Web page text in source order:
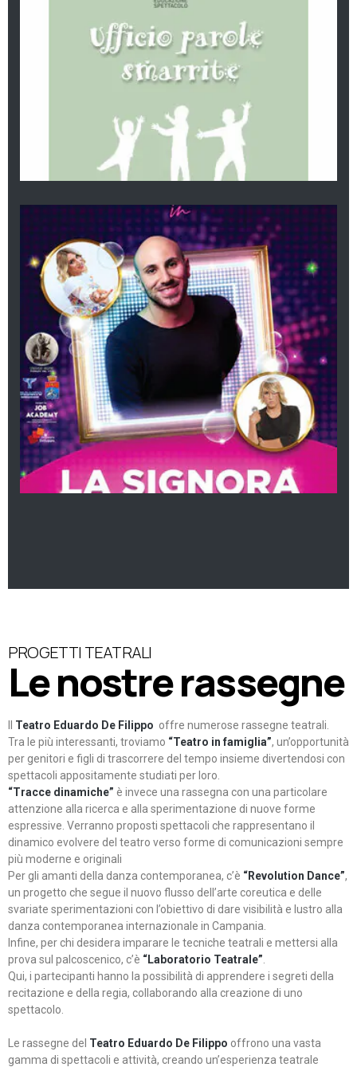
PROGETTI TEATRALI
Le nostre rassegne
Teatro Eduardo De Filippo offre numerose rassegne teatrali.
Tra le più interessanti, troviamo “Teatro in famiglia”, un’opportunità
per genitori e figli di trascorrere del tempo insieme divertendosi con
spettacoli appositamente studiati per loro.
“Tracce dinamiche” è invece una rassegna con una particolare
attenzione alla ricerca e alla sperimentazione di nuove forme
espressive. Verranno proposti spettacoli che rappresentano il
dinamico evolvere del teatro verso forme di comunicazioni sempre
più moderne e originali
Per gli amanti della danza contemporanea, c’è “Revolution Dance”,
un progetto che segue il nuovo flusso dell’arte coreutica e delle
svariate sperimentazioni con l’obiettivo di dare visibilità e lustro alla
danza contemporanea internazionale in Campania.
Infine, per chi desidera imparare le tecniche teatrali e mettersi alla
prova sul palcoscenico, c’è “Laboratorio Teatrale”
Qui, i partecipanti hanno la possibilità di apprendere i segreti della
recitazione e della regia, collaborando alla creazione di uno
spettacolo.
Le rassegne del Teatro Eduardo De Filippo offrono una vasta
gamma di spettacoli e attività, creando un’esperienza teatrale